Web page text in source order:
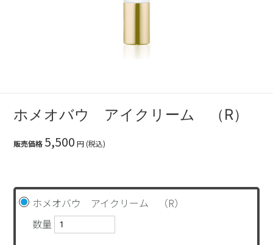
ホメオバウ アイクリーム （R）
販売価格 5,500 円 (税込)
ホメオバウ アイクリーム （R）
数量